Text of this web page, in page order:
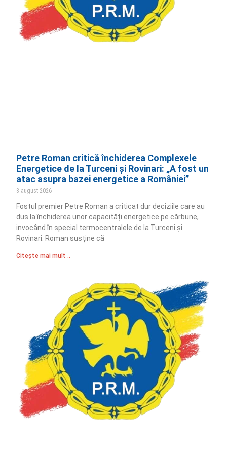
Petre Roman critică închiderea Complexele
Energetice de la Turceni și Rovinari: „A fost un
atac asupra bazei energetice a României”
8 august 2026
Fostul premier Petre Roman a criticat dur deciziile care au
dus la închiderea unor capacități energetice pe cărbune,
invocând în special termocentralele de la Turceni și
Rovinari. Roman susține că
Citește mai mult ..